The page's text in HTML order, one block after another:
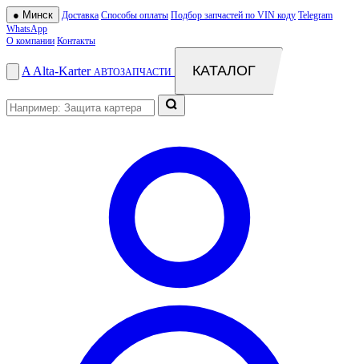
● Минск Доставка Способы оплаты Подбор запчастей по VIN коду Telegram
WhatsApp
О компании Контакты
A Alta-Karter АВТОЗАПЧАСТИ КАТАЛОГ